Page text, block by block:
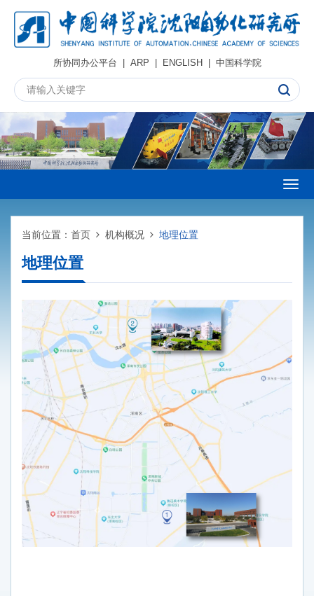
所协同办公平台 | ARP | ENGLISH| 中国科学院
当前位置： 首页 机构概况 地理位置
地理位置